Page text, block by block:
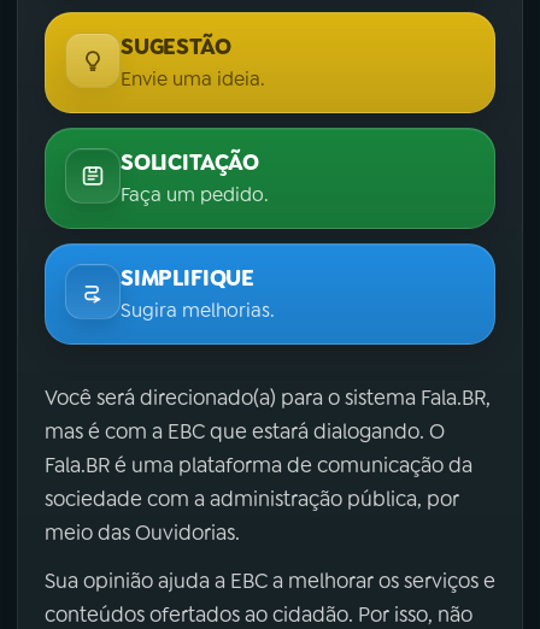
SUGESTÃO
Envie uma ideia.
SOLICITAÇÃO
Faça um pedido.
SIMPLIFIQUE
Sugira melhorias.
Você será direcionado(a) para o sistema Fala.BR,
mas é com a EBC que estará dialogando. O
Fala.BR é uma plataforma de comunicação da
sociedade com a administração pública, por
meio das Ouvidorias.
Sua opinião ajuda a EBC a melhorar os serviços e
conteúdos ofertados ao cidadão. Por isso, não